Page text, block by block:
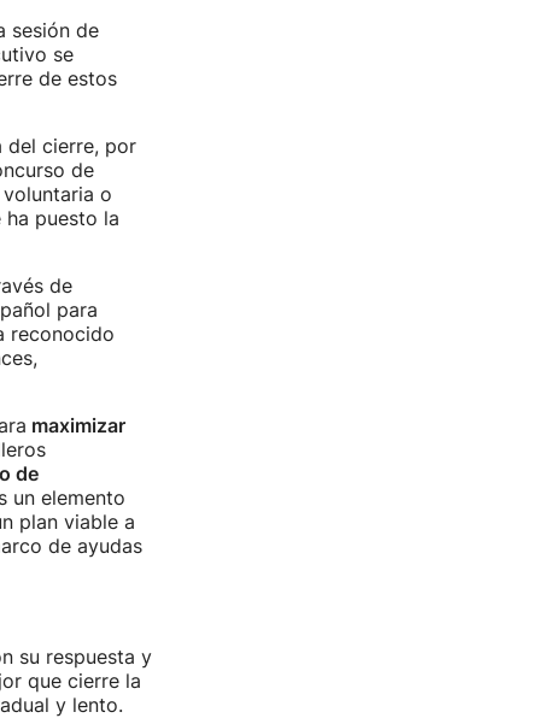
sesión de
se
de estos
del cierre, por
de
o
ha puesto la
de
para
reconocido
maximizar
de
un elemento
plan viable a
de ayudas
su respuesta y
que cierre la
y lento.